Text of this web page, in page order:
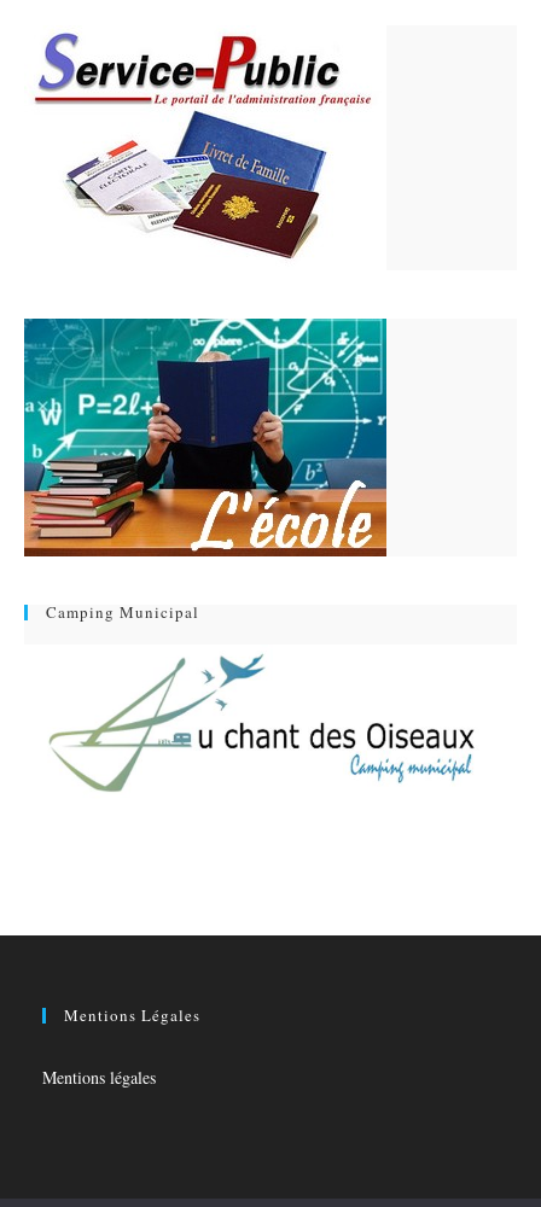
Camping Municipal
Mentions Légales
Mentions légales